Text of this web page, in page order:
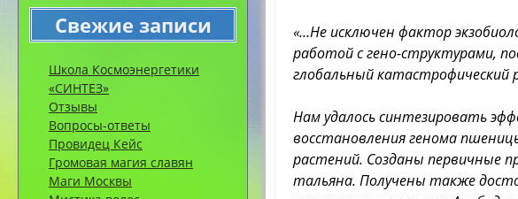
Свежие записи
Школа Космоэнергетики
«СИНТЕЗ»
Отзывы
Вопросы-ответы
Провидец Кейс
Громовая магия славян
Маги Москвы
«…Не исключен фактор
работой с гено-структурами,
глобальный катастрофический
Нам удалось синтезировать
восстановления генома
растений. Созданы первичные
тальяна. Получены также